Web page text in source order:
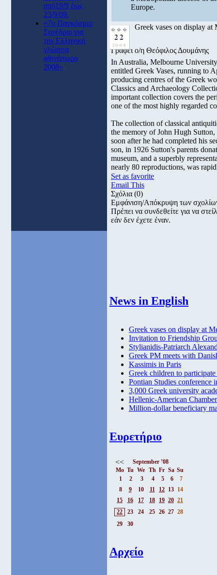
από19/9 έως
23/9/08.
«7o Παγκόσμιο
Συνέδριο για
την Ελληνική
γλώσσα
φθινόπωρο
2008»
Europe.
���
22
2008
Greek vases on display
Γράφει ο/η Θεόφιλος Δουμάνης
In Australia, Melbourne
entitled Greek Vases, running to
producing centres of the Greek
Classics and Archaeology
important collection covers the
one of the most highly regarded
The collection of classical
the memory of John Hugh
soon after he had completed his
son, in 1926 Sutton's parents
museum, and a superbly
nearly 80 reproductions, was
Set as favorite
Email This
Σχόλια (0)
Εμφάνιση/Απόκρυψη των
Πρέπει να συνδεθείτε για να
εάν δεν έχετε έναν.
News in English
Greek vases on display at
Invitation to Friendship
Stylianidis-Patriarch
Greek PM meets with
Kassimis in Paris
Greek children to
Pontian Studies conference
3,000 Greek university
Hellenic-American
Million-dollar beneficiary
Ευρετήριο
<<
September ’08
Mo Tu We Th Fr Sa Su
1
2 3 4 5 6
7
8
9 10 11 12 13 14
15
16 17 18 19 20 21
22
23 24 25 26 27 28
29
30
Αρχείο